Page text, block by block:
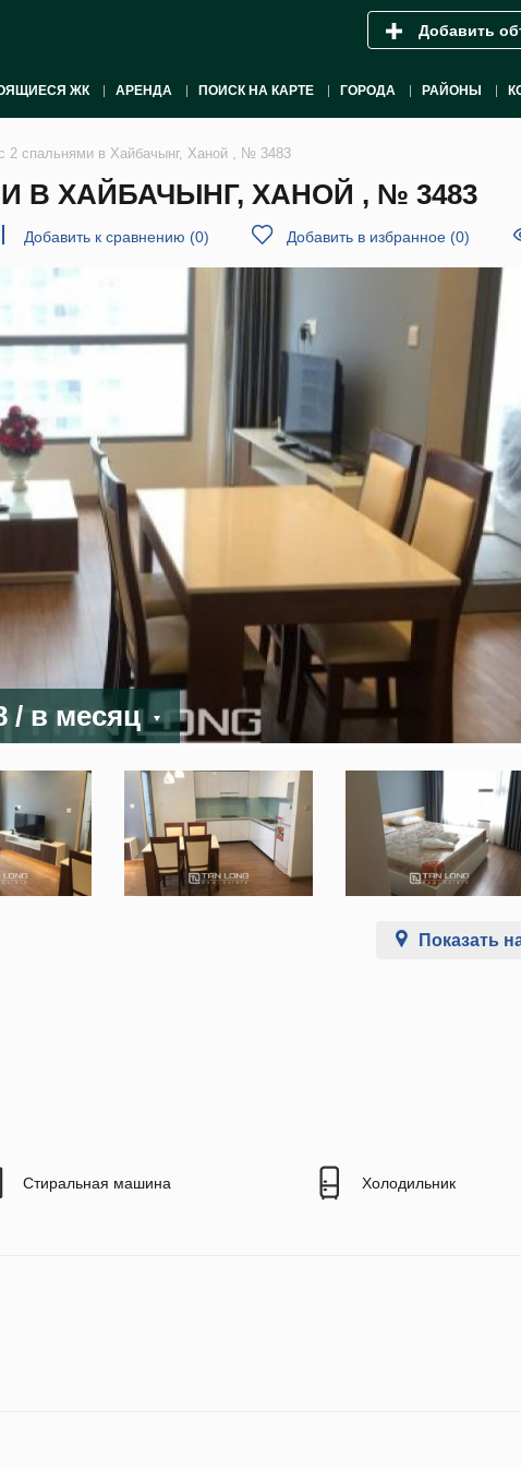
Добавить
ЖК АРЕНДА ПОИСК НА КАРТЕ ГОРОДА РАЙОНЫ
2 спальнями в Хайбачынг, Ханой , № 3483
В ХАЙБАЧЫНГ, ХАНОЙ , № 3483
Добавить к сравнению (0) Добавить в избранное (0)
/ в месяц
Показать
Стиральная машина Холодильник